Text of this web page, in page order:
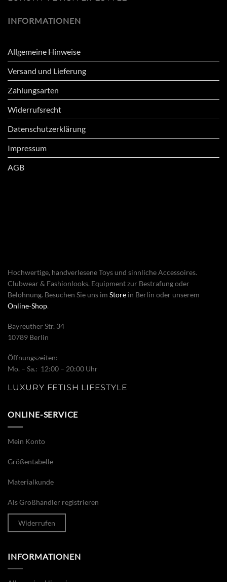
INFORMATIONEN
Allgemeine Hinweise
Versand und Lieferung
Zahlungsarten
Widerrufsrecht
Datenschutzerklärung
Impressum
AGB
Hochwertige, handverlesene Toys und sinnliche Accessoires.
Clubwear & Fashionlooks. Equipment zur Bestrafung oder
Belohnung. Besuchen Sie uns im Store in Berlin oder unserem
Online-Shop.
Bayreuther Str. 34
10789 Berlin
Öffnungszeiten:
Mo. – Sa.: 12:00 – 20:00 Uhr
LUXURY FETISH LIFESTYLE
ONLINE-SERVICE
Mein Konto
Größentabelle
Materialkunde
Als Großhändler registrieren
Widerrufen
INFORMATIONEN